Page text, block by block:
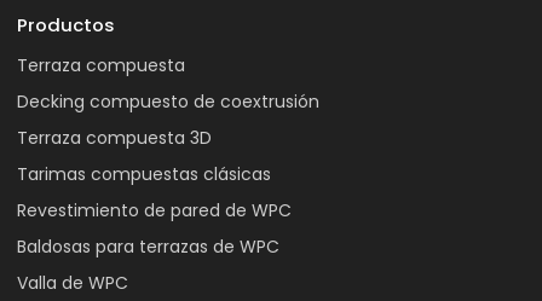
Productos
Terraza compuesta
Decking compuesto de coextrusión
Terraza compuesta 3D
Tarimas compuestas clásicas
Revestimiento de pared de WPC
Baldosas para terrazas de WPC
Valla de WPC